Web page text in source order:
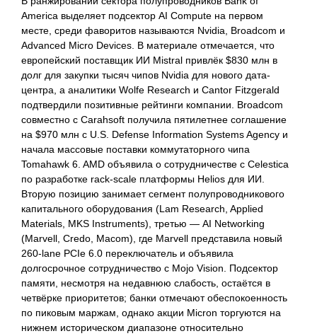
America выделяет подсектор AI Compute на первом
месте, среди фаворитов называются Nvidia, Broadcom и
Advanced Micro Devices. В материале отмечается, что
европейский поставщик ИИ Mistral привлёк $830 млн в
долг для закупки тысяч чипов Nvidia для нового дата-
центра, а аналитики Wolfe Research и Cantor Fitzgerald
подтвердили позитивные рейтинги компании. Broadcom
совместно с Carahsoft получила пятилетнее соглашение
на $970 млн с U.S. Defense Information Systems Agency и
начала массовые поставки коммутаторного чипа
Tomahawk 6. AMD объявила о сотрудничестве с Celestica
по разработке rack-scale платформы Helios для ИИ.
Вторую позицию занимает сегмент полупроводникового
капитального оборудования (Lam Research, Applied
Materials, MKS Instruments), третью — AI Networking
(Marvell, Credo, Macom), где Marvell представила новый
260-lane PCIe 6.0 переключатель и объявила
долгосрочное сотрудничество с Mojo Vision. Подсектор
памяти, несмотря на недавнюю слабость, остаётся в
четвёрке приоритетов; банки отмечают обеспокоенность
по пиковым маржам, однако акции Micron торгуются на
нижнем историческом диапазоне относительно